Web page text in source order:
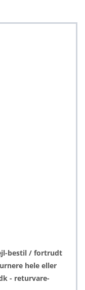
bestil / fortrudt
hele eller
- returvare-